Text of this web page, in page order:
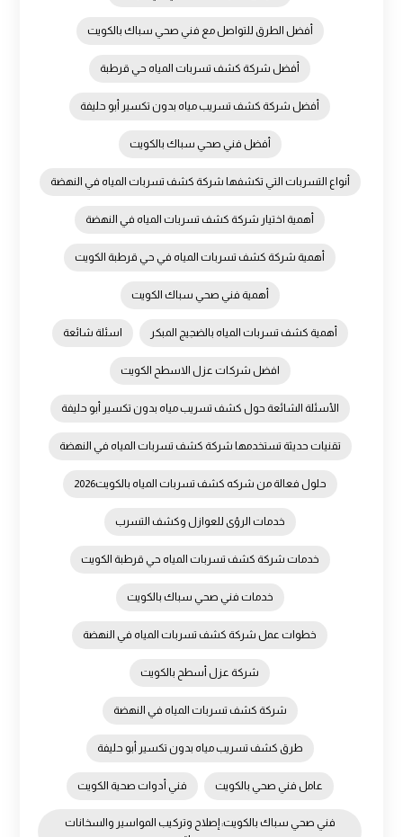
أفضل الطرق للتواصل مع فني صحي سباك بالكويت
أفضل شركة كشف تسربات المياه حي قرطبة
أفضل شركة كشف تسريب مياه بدون تكسير أبو حليفة
أفضل فني صحي سباك بالكويت
أنواع التسربات التي تكشفها شركة كشف تسربات المياه في النهضة
أهمية اختيار شركة كشف تسربات المياه في النهضة
أهمية شركة كشف تسربات المياه في حي قرطبة الكويت
أهمية فني صحي سباك الكويت
أهمية كشف تسربات المياه بالضجيج المبكر اسئلة شائعة
افضل شركات عزل الاسطح الكويت
الأسئلة الشائعة حول كشف تسريب مياه بدون تكسير أبو حليفة
تقنيات حديثة تستخدمها شركة كشف تسربات المياه في النهضة
حلول فعالة من شركه كشف تسربات المياه بالكويت2026
خدمات الرؤى للعوازل وكشف التسرب
خدمات شركة كشف تسربات المياه حي قرطبة الكويت
خدمات فني صحي سباك بالكويت
خطوات عمل شركة كشف تسربات المياه في النهضة
شركة عزل أسطح بالكويت
شركة كشف تسربات المياه في النهضة
طرق كشف تسريب مياه بدون تكسير أبو حليفة
عامل فني صحي بالكويت فني أدوات صحية الكويت
فني صحي سباك بالكويت: إصلاح وتركيب المواسير والسخانات